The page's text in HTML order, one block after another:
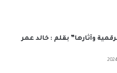
وآثارها” بقلم : خالد عمر